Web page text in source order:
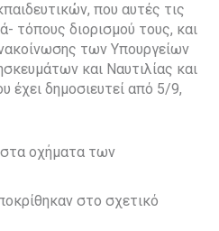
που αυτές τις
τόπους διορισμού τους, και
των Υπουργείων
και Ναυτιλίας και
έχει δημοσιευτεί από 5/9,
οχήματα των
στο σχετικό